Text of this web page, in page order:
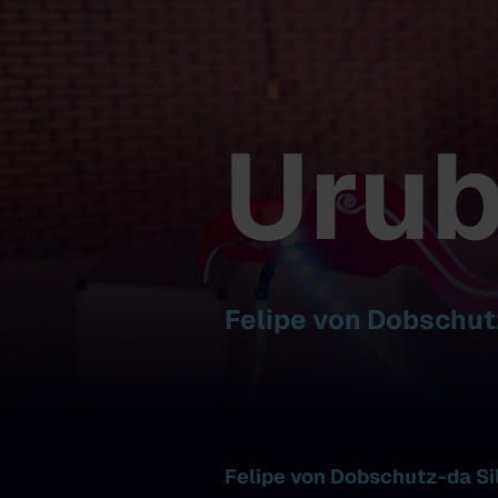
Felipe von
Felipe von Dobschutz-da